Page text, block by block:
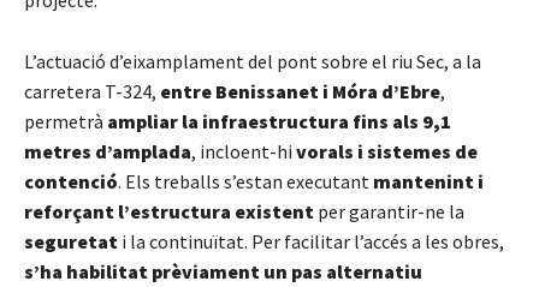
L’actuació d’eixamplament del pont sobre el riu Sec, a la
carretera T-324, entre Benissanet i Móra d’Ebre,
permetrà ampliar la infraestructura fins als 9,1
metres d’amplada, incloent-hi vorals i sistemes de
contenció. Els treballs s’estan executant mantenint i
reforçant l’estructura existent per garantir-ne la
seguretat i la continuïtat. Per facilitar l’accés a les obres,
s’ha habilitat prèviament un pas alternatiu